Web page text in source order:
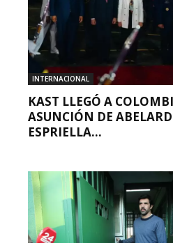
INTERNACIONAL
KAST LLEGÓ A
ASUNCIÓN DE
ESPRIELLA...